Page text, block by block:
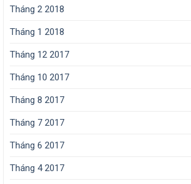
Tháng 2 2018
Tháng 1 2018
Tháng 12 2017
Tháng 10 2017
Tháng 8 2017
Tháng 7 2017
Tháng 6 2017
Tháng 4 2017